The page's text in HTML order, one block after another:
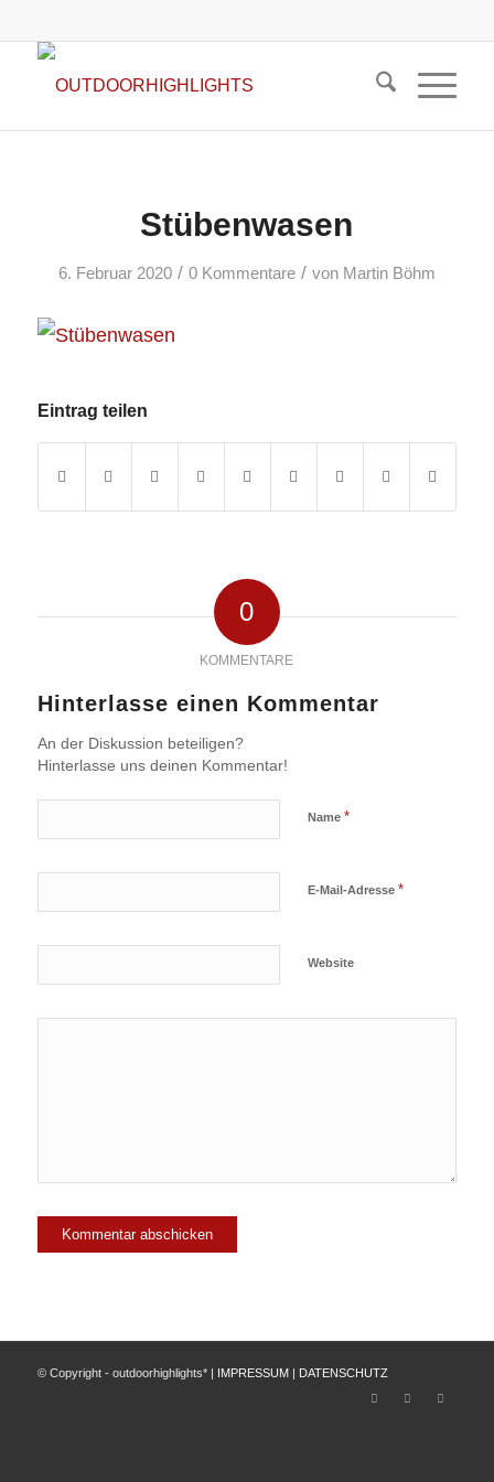
Stübenwasen
6. Februar 2020 / 0 Kommentare / von Martin Böhm
Eintrag teilen
0
KOMMENTARE
Hinterlasse einen Kommentar
An der Diskussion beteiligen?
Hinterlasse uns deinen Kommentar!
Name *
E-Mail-Adresse *
Website
© Copyright - outdoorhighlights* | IMPRESSUM DATENSCHUTZ